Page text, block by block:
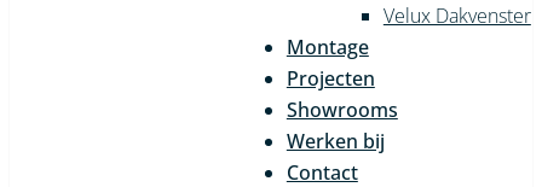
Velux Dakvenster
Montage
Projecten
Showrooms
Werken bij
Contact